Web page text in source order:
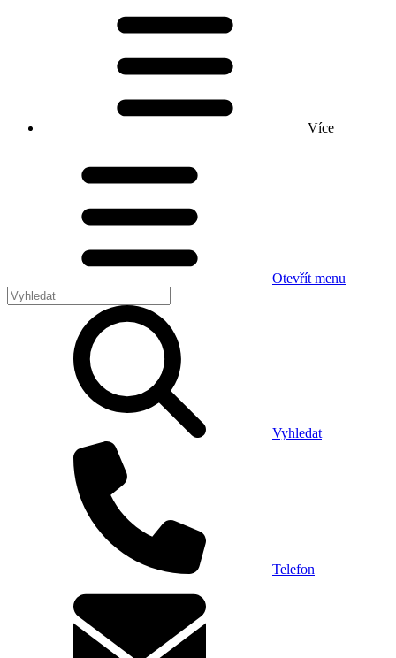
Více
Otevřít menu
Vyhledat
Telefon